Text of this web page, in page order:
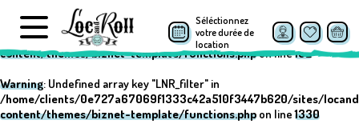
Warning: Undefined array key "post_type" in
/home/clients/0e727a67069f1333c42a510f3447b620/sites/
content/themes/biznet-template/functions.phpon line152
Warning: Undefined array key "LNR_filter" in
/home/clients/0e727a67069f1333c42a510f3447b620/sites/
content/themes/biznet-template/functions.php on line1330
Séléctionnez
votre durée de
location